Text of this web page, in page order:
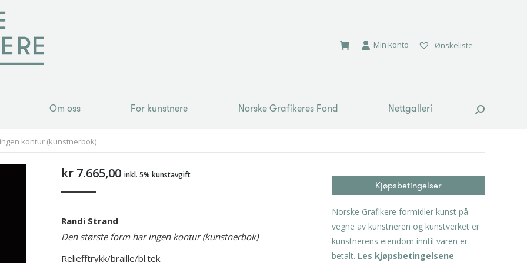
Min konto Ønskeliste
Om oss For kunstnere Norske Grafikeres Fond Nettgalleri Search:
kontur (kunstnerbok)
kr7.665,00 inkl. 5% kunstavgift
Randi Strand
Den største form har ingen kontur (kunstnerbok)
Reliefftrykk/braille/bl.tek.
Kjøpsbetingelser
Norske Grafikere formidler kunst på
vegne av kunstneren og kunstverket er
kunstnerens eiendom inntil varen er
betalt. Les kjøpsbetingelsene